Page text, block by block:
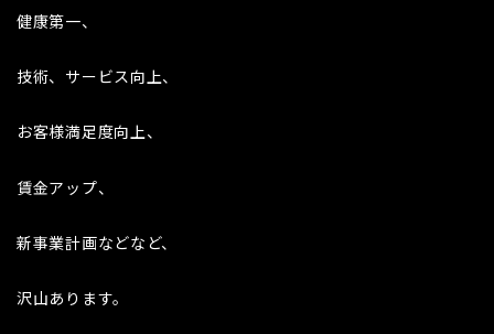
健康第一、
技術、サービス向上、
お客様満足度向上、
賃金アップ、
新事業計画などなど、
沢山あります。